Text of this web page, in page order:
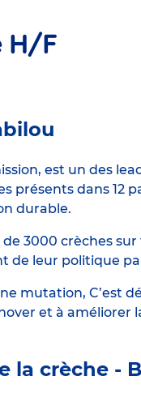
H/F
est un des
présents dans
durable.
3000 crèches
de leur politique
mutation, C’est
et à améliorer
la crèche -